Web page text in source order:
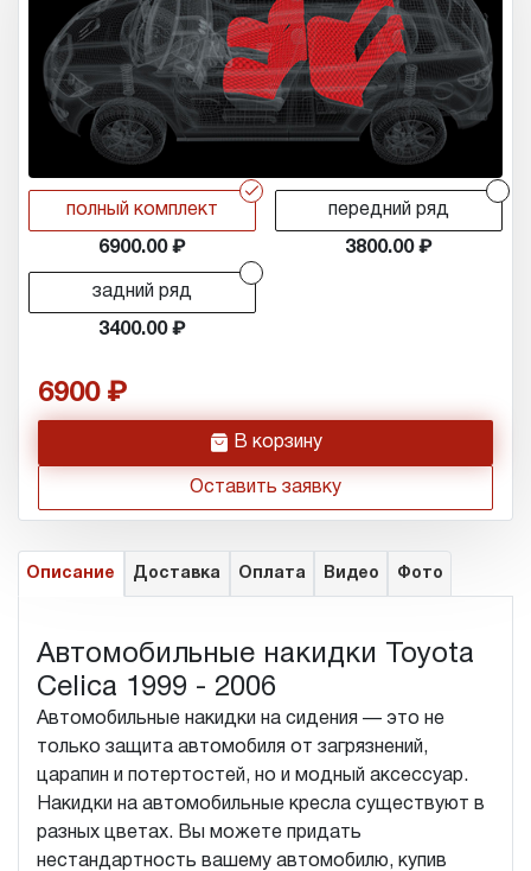
r
полный комплект
6900.00
передний ряд
3800.00
задний ряд
3400.00
6900
h В корзину
Оставить заявку
Описание Доставка Оплата Видео Фото
Автомобильные накидки Toyota
Celica 1999 - 2006
Автомобильные накидки на сидения — это не
только защита автомобиля от загрязнений,
царапин и потертостей, но и модный аксессуар.
Накидки на автомобильные кресла существуют в
разных цветах. Вы можете придать
нестандартность вашему автомобилю, купив